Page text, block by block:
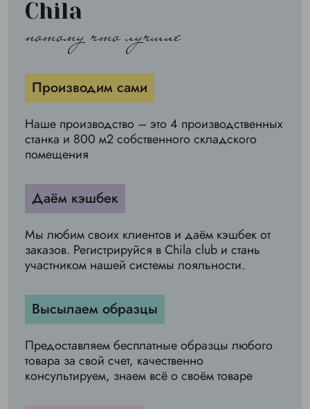
Chila
потому что лучшие
Производим сами
Наше производство – это 4 производственных
станка и 800 м2 собственного складского
помещения
Даём кэшбек
Мы любим своих клиентов и даём кэшбек от
заказов. Регистрируйся в Chila club и стань
участником нашей системы лояльности.
Высылаем образцы
Предоставляем бесплатные образцы любого
товара за свой счет, качественно
консультируем, знаем всё о своём товаре